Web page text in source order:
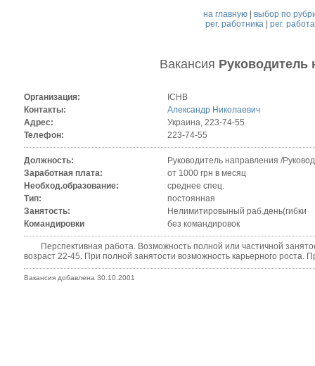
на главную |выбор по
рег. работника| рег.
Вакансия Руководитель
Организация:
ICHB
Контакты:
Александр Николаевич
Адрес:
Украина, 223-74-55
Телефон:
223-74-55
Должность:
Руководитель направления /
Заработная плата:
от 1000 грн в месяц
Необход.образование:
среднее спец.
Тип:
постоянная
Занятость:
Нелимитировыный раб.день(гибки
Командировки
без командировок
Перспективная работа. Возможность полной или частичной
возраст 22-45. При полной занятости возможность карьерного роста.
Вакансия добавлена 30.10.2001